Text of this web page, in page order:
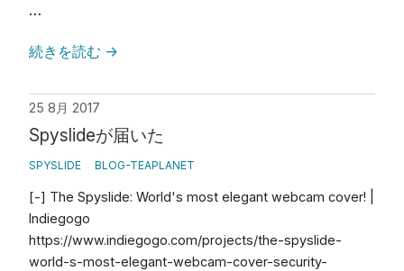
…
続きを読む →
25 8月 2017
Spyslideが届いた
SPYSLIDE BLOG-TEAPLANET
[-] The Spyslide: World's most elegant webcam cover! |
Indiegogo
https://www.indiegogo.com/projects/the-spyslide-
world-s-most-elegant-webcam-cover-security-